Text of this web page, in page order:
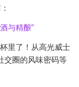
与精酿”
里了！从高光威士
交圈的风味密码等